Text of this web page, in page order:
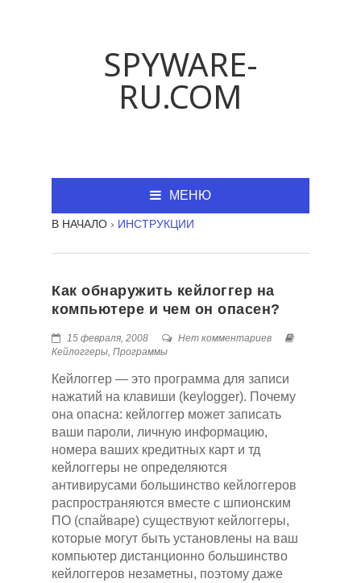
SPYWARE-
RU.COM
МЕНЮ
В НАЧАЛО › ИНСТРУКЦИИ
Как обнаружить кейлоггер на
компьютере и чем он опасен?
15 февраля, 2008
Нет комментариев
Кейлоггеры, Программы
Кейлоггер — это программа для записи
нажатий на клавиши (keylogger). Почему
она опасна: кейлоггер может записать
ваши пароли, личную информацию,
номера ваших кредитных карт и тд
кейлоггеры не определяются
антивирусами большинство кейлоггеров
распространяются вместе с шпионским
ПО (спайваре) существуют кейлоггеры,
которые могут быть установлены на ваш
компьютер дистанционно большинство
кейлоггеров незаметны, поэтому даже